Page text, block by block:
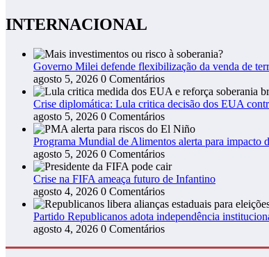
INTERNACIONAL
Governo Milei defende flexibilização da venda de
agosto 5, 2026 0 Comentários
Crise diplomática: Lula critica decisão dos EUA
agosto 5, 2026 0 Comentários
Programa Mundial de Alimentos alerta para impacto
agosto 5, 2026 0 Comentários
Crise na FIFA ameaça futuro de Infantino
agosto 4, 2026 0 Comentários
Partido Republicanos adota independência
agosto 4, 2026 0 Comentários